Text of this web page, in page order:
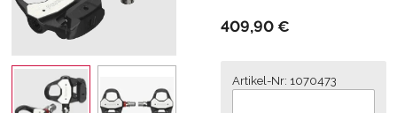
409,90 €
Artikel-Nr: 1070473